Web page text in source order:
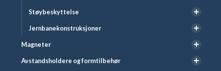
Støybeskyttelse
Jernbanekonstruksjoner
Magneter
Avstandsholdere og formtilbehør